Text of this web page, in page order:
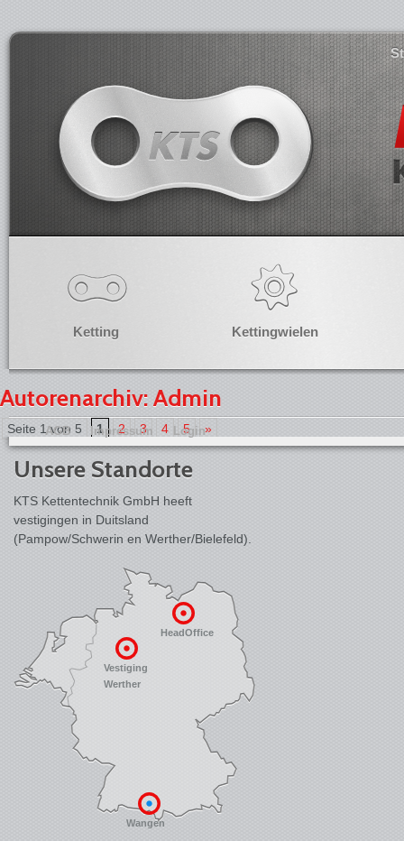
Ketting Kettingwielen
Autorenarchiv:Admin
Seite 1 von 5 1 2 3 4 5 »
Unsere Standorte
KTS Kettentechnik GmbH heeft
vestigingen in Duitsland
(Pampow/Schwerin en Werther/Bielefeld).
HeadOffice
Vestiging
Werther
Wangen
AGB Impressum Login